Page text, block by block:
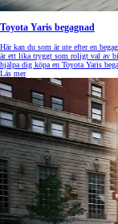
Toyota Yaris begagnad
Här kan du som är ute efter en
är ett lika tryggt som roligt val av
hjälpa dig köpa en Toyota Yaris
Läs mer